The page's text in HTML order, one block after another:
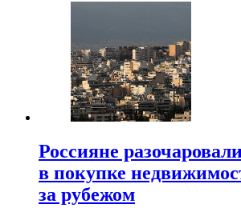
Россияне
в покупке
за рубежом